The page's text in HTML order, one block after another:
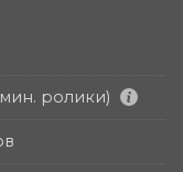
мин. ролики)